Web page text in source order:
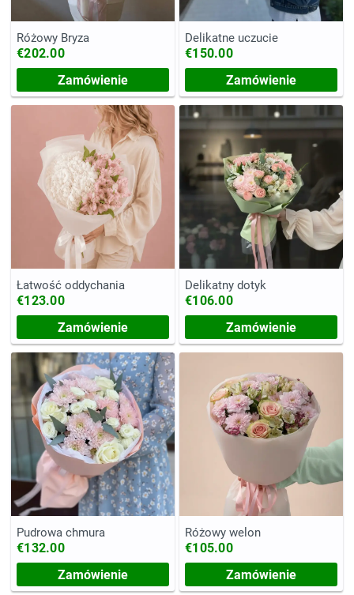
Różowy Bryza
€202.00
Zamówienie
Delikatne uczucie
€150.00
Zamówienie
Łatwość oddychania
€123.00
Zamówienie
Delikatny dotyk
€106.00
Zamówienie
Pudrowa chmura
€132.00
Zamówienie
Różowy welon
€105.00
Zamówienie